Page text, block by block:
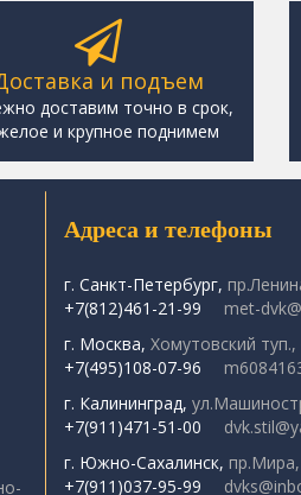
и подъем
доставим точно в срок,
и крупное поднимем
Адреса и телефоны
г. Санкт-Петербург,
+7(812)461-21-99
met-
г. Москва, Хомутовский туп.,
+7(495)108-07-96
г. Калининград,
+7(911)471-51-00
г. Южно-Сахалинск,
+7(911)037-95-99